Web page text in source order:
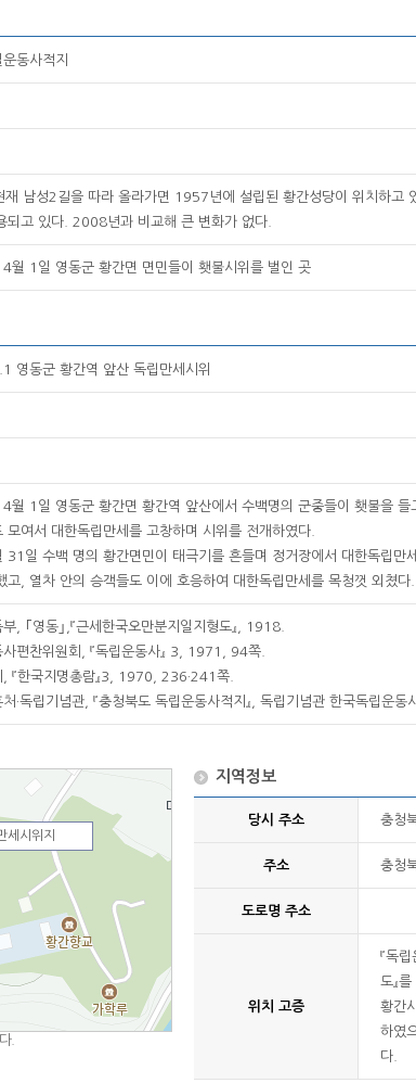
동사적지
재 남성2길을 따라 올라가면 1957년에 설립된 황간성당이 위치하고
되고 있다. 2008년과 비교해 큰 변화가 없다.
월 1일 영동군 황간면 면민들이 횃불시위를 벌인 곳
영동군 황간역 앞산 독립만세시위
월 1일 영동군 황간면 황간역 앞산에서 수백명의 군중들이 횃불을
모여서 대한독립만세를 고창하며 시위를 전개하였다.
31일 수백 명의 황간면민이 태극기를 흔들며 정거장에서 대한독립
고, 열차 안의 승객들도 이에 호응하여 대한독립만세를 목청껏 외쳤다.
, ｢영동｣,『근세한국오만분지일지형도』, 1918.
편찬위원회, 『독립운동사』 3, 1971, 94쪽.
『한국지명총람』3, 1970, 236·241쪽.
처·독립기념관, 『충청북도 독립운동사적지』, 독립기념관 한국독립
세시위지
.
지역정보
당시 주소 충청
주소 충청
도로명 주소
위치 고증
『독
도』
황간
하였
다.